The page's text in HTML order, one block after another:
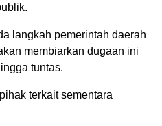
langkah pemerintah daerah
membiarkan dugaan ini
tuntas.
terkait sementara